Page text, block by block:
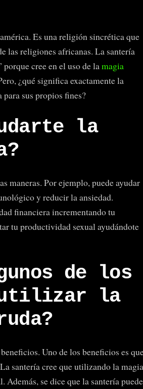
Es una religión sincrética que
las religiones africanas. La santería
cree en el uso de lamagia
¿qué significa exactamente la
sus propios fines?
la
maneras. Por ejemplo, puede ayudar
y reducir la ansiedad.
financiera incrementando tu
tu productividad sexual ayudándote
de los
utilizar la
Uno de los beneficios es
santería cree que utilizando la magia
se dice que la santería puede